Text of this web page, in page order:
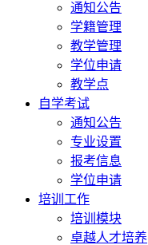
通知公告
学籍管理
教学管理
学位申请
教学点
自学考试
通知公告
专业设置
报考信息
学位申请
培训工作
培训模块
卓越人才培养